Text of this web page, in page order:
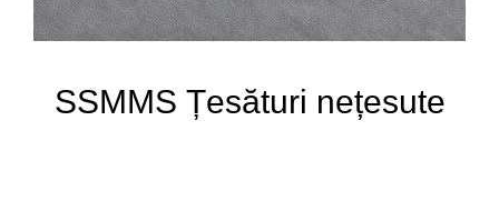
SSMMS Țesături nețesute